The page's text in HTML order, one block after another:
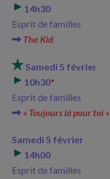
14h30
Esprit de familles
The Kid
Samedi 5 février
10h30*
Esprit de familles
« Toujours là pour toi »
Samedi 5 février
14h00
Esprit de familles